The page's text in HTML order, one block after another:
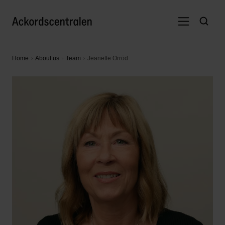
Home About us Team Jeanette Orröd